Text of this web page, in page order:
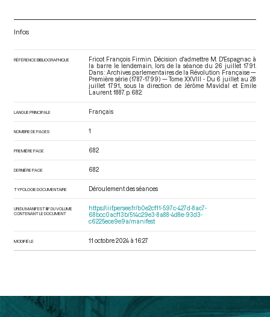
Infos
RÉFÉRENCE BIBLIOGRAPHIQUE
Fricot François Firmin. Décision d'admettre M. D'Espagnac à
la barre le lendemain, lors de la séance du 26 juillet 1791.
Dans : Archives parlementaires de la Révolution Française —
Première série (1787-1799) — Tome XXVIII - Du 6 juillet au 28
juillet 1791.
, sous la direction de Jérôme Mavidal et Emile
Laurent. 1887. p. 682.
LANGUE PRINCIPALE Français
NOMBRE DE PAGES 1
PREMIÈRE PAGE 682
DERNIÈRE PAGE 682
TYPOLOGIE DOCUMENTAIRE Déroulement des séances
URI DU MANIFEST IIIF DU VOLUME
CONTENANT LE DOCUMENT
https://iiif.persee.fr/b0e2cf11-597c-427d-8ac7-
68bcc0acf13b/514c29e3-8a88-4d8e-93d3-
c6225ece9e9a/manifest
MODIFIÉ LE 11 octobre 2024 à 16:27